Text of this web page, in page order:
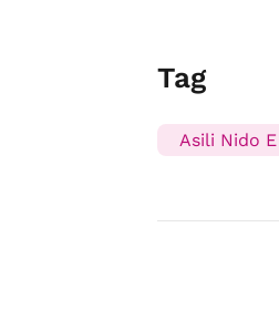
Tag
Asili Nido